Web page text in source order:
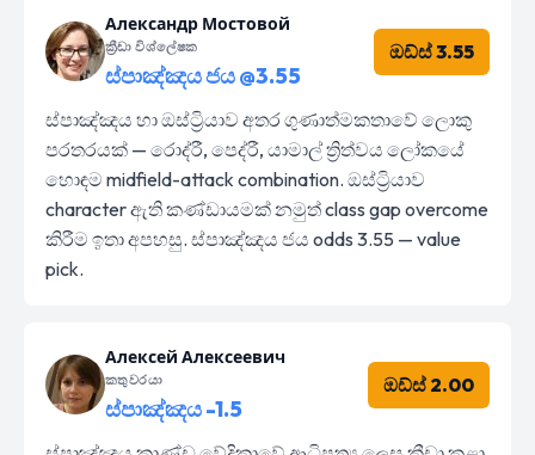
Александр Мостовой
ක්‍රීඩා විශ්ලේෂක
ස්පාඤ්ඤය ජය @3.55
ඔඩ්ස් 3.55
ස්පාඤ්ඤය හා ඔස්ට්‍රියාව අතර ගුණාත්මකතාවේ ලොකු
පරතරයක් — රොද්රී, පෙද්රී, යාමාල් ත්‍රිත්වය ලෝකයේ
හොඳම midfield-attack combination. ඔස්ට්‍රියාව
character ඇති කණ්ඩායමක් නමුත් class gap overcome
කිරීම ඉතා අපහසු. ස්පාඤ්ඤය ජය odds 3.55 — value
pick.
Алексей Алексеевич
කතුවරයා
ස්පාඤ්ඤය -1.5
ඔඩ්ස් 2.00